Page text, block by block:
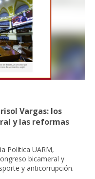
Vargas: los
y las reformas
Política UARM,
bicameral y
y anticorrupción.